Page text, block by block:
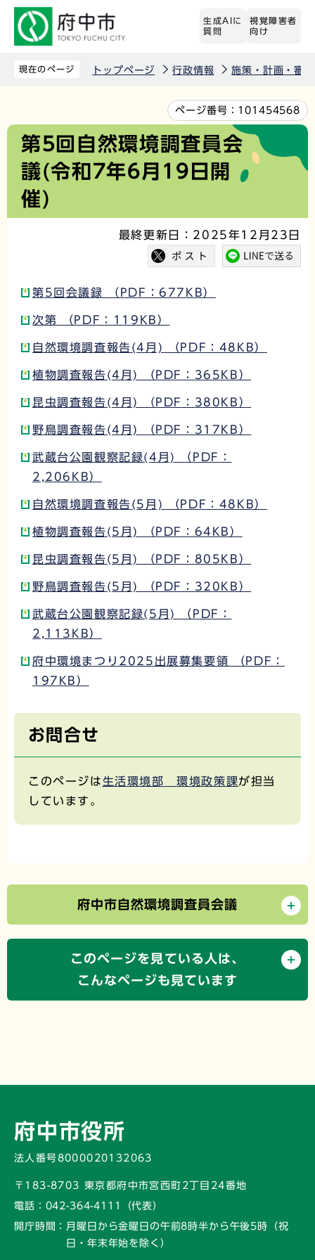
先
生成AIに
質問
視覚障害者
向け
現在のページ トップページ 行政情報 施策・計画・審
文
ページ番号： 101454568
第5回自然環境調査員会
議(令和7年6月19日開
催)
最終更新日：2025年12月23日
第5回会議録 （PDF：677KB）
次第 （PDF：119KB）
自然環境調査報告(4月) （PDF：48KB）
植物調査報告(4月) （PDF：365KB）
昆虫調査報告(4月) （PDF：380KB）
野鳥調査報告(4月) （PDF：317KB）
武蔵台公園観察記録(4月) （PDF：
2,206KB）
自然環境調査報告(5月) （PDF：48KB）
植物調査報告(5月) （PDF：64KB）
昆虫調査報告(5月) （PDF：805KB）
野鳥調査報告(5月) （PDF：320KB）
武蔵台公園観察記録(5月) （PDF：
2,113KB）
府中環境まつり2025出展募集要領 （PDF：
197KB）
お問合せ
このページは生活環境部 環境政策課が担当
しています。
府中市自然環境調査員会議
このページを見ている人は、
こんなページも見ています
府中市役所
法人番号8000020132063
〒183-8703 東京都府中市宮西町2丁目24番地
電話： 042-364-4111（代表）
開庁時間： 月曜日から金曜日の午前8時半から午後5時 （祝
日・年末年始を除く）